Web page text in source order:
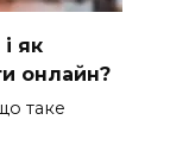
як
онлайн?
таке